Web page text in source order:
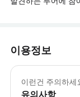
이용정보
이런건 주의하세
유의사항